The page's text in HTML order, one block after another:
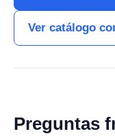
Ver catálogo
Preguntas